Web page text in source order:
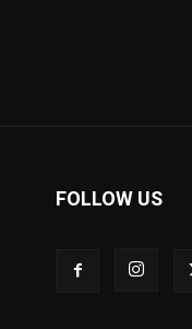
FOLLOW US